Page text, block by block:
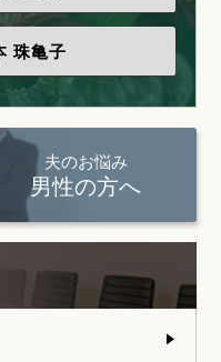
珠亀子
夫のお悩み
男性の方へ